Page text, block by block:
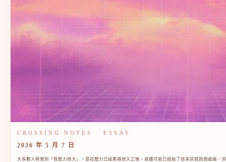
2026 年 5 月 7 日
大多數人察覺到「我壓力很大」，是在壓力已經累積很久之後。身體可能已經給了很多訊號肩頸痠痛、